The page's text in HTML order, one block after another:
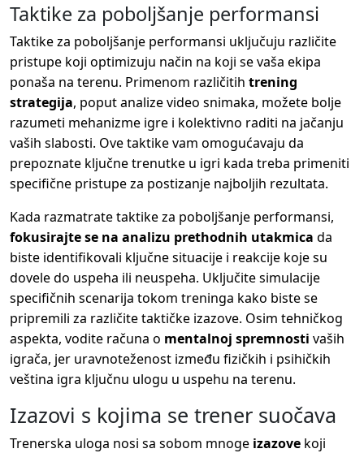
Taktike za poboljšanje performansi
Taktike za poboljšanje performansi uključuju različite
pristupe koji optimizuju način na koji se vaša ekipa
ponaša na terenu. Primenom različitih trening
strategija, poput analize video snimaka, možete bolje
razumeti mehanizme igre i kolektivno raditi na jačanju
vaših slabosti. Ove taktike vam omogućavaju da
prepoznate ključne trenutke u igri kada treba primeniti
specifične pristupe za postizanje najboljih rezultata.
Kada razmatrate taktike za poboljšanje performansi,
fokusirajte se na analizu prethodnih utakmica da
biste identifikovali ključne situacije i reakcije koje su
dovele do uspeha ili neuspeha. Uključite simulacije
specifičnih scenarija tokom treninga kako biste se
pripremili za različite taktičke izazove. Osim tehničkog
aspekta, vodite računa o mentalnoj spremnosti vaših
igrača, jer uravnoteženost između fizičkih i psihičkih
veština igra ključnu ulogu u uspehu na terenu.
Izazovi s kojima se trener suočava
Trenerska uloga nosi sa sobom mnoge izazove koji